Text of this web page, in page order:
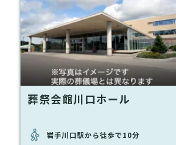
葬祭会館川口ホール
岩手川口駅から徒歩で10分